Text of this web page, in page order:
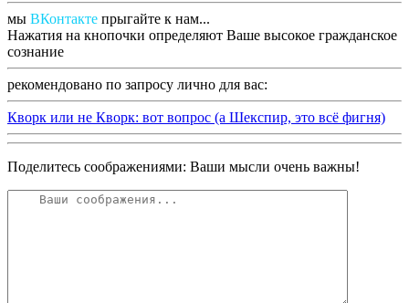
мы ВКонтакте прыгайте к нам...
Нажатия на кнопочки определяют Ваше высокое гражданское
сознание
рекомендовано по запросу лично для вас:
Кворк или не Кворк: вот вопрос (а Шекспир, это всё фигня)
Поделитесь соображениями: Ваши мысли очень важны!